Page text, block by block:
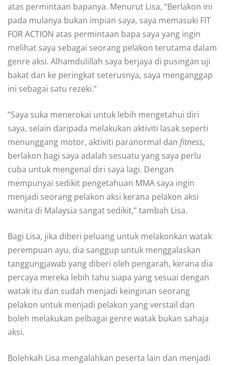
atas permintaan bapanya. Menurut Lisa, “Berlakon ini
pada mulanya bukan impian saya, saya memasuki FIT
FOR ACTION atas permintaan bapa saya yang ingin
melihat saya sebagai seorang pelakon terutama dalam
genre aksi. Alhamdulillah saya berjaya di pusingan uji
bakat dan ke peringkat seterusnya, saya menganggap
ini sebagai satu rezeki.”
“Saya suka menerokai untuk lebih mengetahui diri
saya, selain daripada melakukan aktiviti lasak seperti
menunggang motor, aktiviti paranormal dan fitness,
berlakon bagi saya adalah sesuatu yang saya perlu
cuba untuk mengenal diri saya lagi. Dengan
mempunyai sedikit pengetahuan MMA saya ingin
menjadi seorang pelakon aksi kerana pelakon aksi
wanita di Malaysia sangat sedikit,” tambah Lisa.
Bagi Lisa, jika diberi peluang untuk melakonkan watak
perempuan ayu, dia sanggup untuk menggalaskan
tanggungjawab yang diberi oleh pengarah, kerana dia
percaya mereka lebih tahu siapa yang sesuai dengan
watak itu dan sudah menjadi keinginan seorang
pelakon untuk menjadi pelakon yang verstail dan
boleh melakukan pelbagai genre watak bukan sahaja
aksi.
Bolehkah Lisa mengalahkan peserta lain dan menjadi